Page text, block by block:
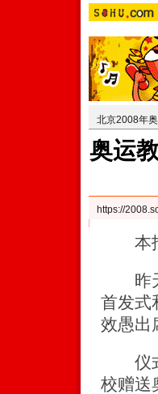
北京2008年
奥运
https://
本报
昨天
首发式
效愚出
仪式
校赠送